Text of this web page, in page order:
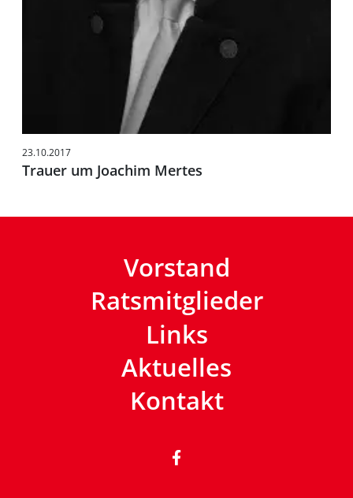
23.10.2017
Trauer um Joachim Mertes
Vorstand
Ratsmitglieder
Links
Aktuelles
Kontakt
